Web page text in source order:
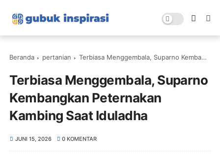
Beranda pertanian Terbiasa Menggembala, Suparno Kembangkan Peternakan Kambing Saat Iduladha
Terbiasa Menggembala, Suparno
Kembangkan Peternakan
Kambing Saat Iduladha
JUNI 15, 2026 0 KOMENTAR